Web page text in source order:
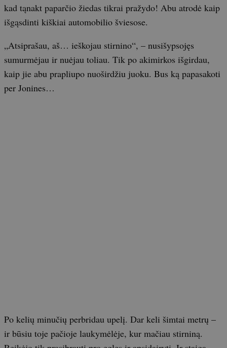
kad tąnakt paparčio žiedas tikrai pražydo! Abu atrodė kaip
išgąsdinti kiškiai automobilio šviesose.
„Atsiprašau, aš… ieškojau stirnino“, – nusišypsojęs
sumurmėjau ir nuėjau toliau. Tik po akimirkos išgirdau,
kaip jie abu prapliupo nuoširdžiu juoku. Bus ką papasakoti
per Jonines…
Po kelių minučių perbridau upelį. Dar keli šimtai metrų –
ir būsiu toje pačioje laukymėlėje, kur mačiau stirniną.